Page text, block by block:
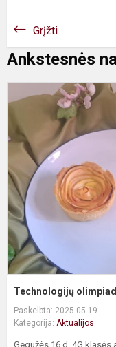
Grįžti
Ankstesnės
Technologijų
Paskelbta: 2025-05-19
Kategorija: Aktualijos
Gegužės 16 d. 4G klasės